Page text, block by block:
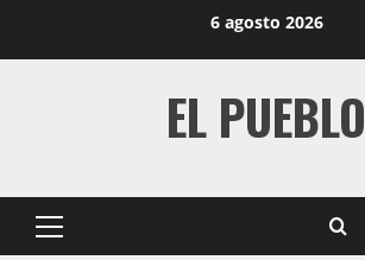
6 agosto 2026
EL PUEBLO
Primary